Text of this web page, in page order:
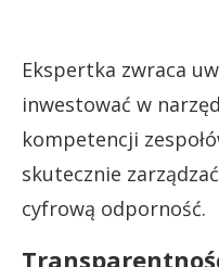
Ekspertka zwraca
inwestować w
kompetencji
skutecznie
cyfrową odporność.